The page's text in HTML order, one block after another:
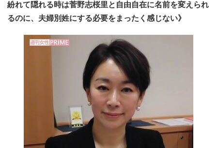
紛れて隠れる時は菅野志桜里と自由自在に名前を変えられ
るのに、夫婦別姓にする必要をまったく感じない》